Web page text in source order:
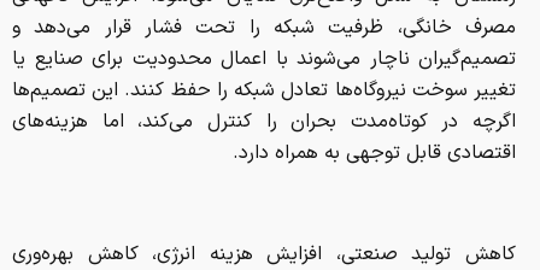
مصرف خانگی، ظرفیت شبکه را تحت فشار قرار می‌دهد و
تصمیم‌گیران ناچار می‌شوند با اعمال محدودیت برای صنایع یا
تغییر سوخت نیروگاه‌ها تعادل شبکه را حفظ کنند. این تصمیم‌ها
اگرچه در کوتاه‌مدت بحران را کنترل می‌کند، اما هزینه‌های
اقتصادی قابل توجهی به همراه دارد.
کاهش تولید صنعتی، افزایش هزینه انرژی، کاهش بهره‌وری